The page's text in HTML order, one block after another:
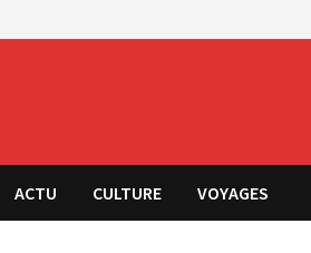
ACTU CULTURE VOYAGES